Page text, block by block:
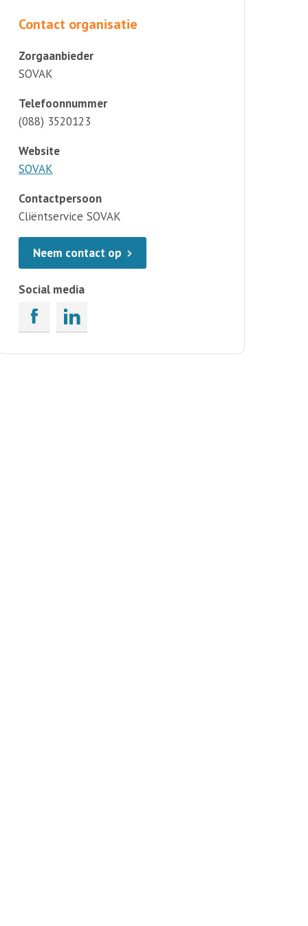
Contact organisatie
Zorgaanbieder
SOVAK
Telefoonnummer
(088) 3520123
Website
SOVAK
Contactpersoon
Cliëntservice SOVAK
Neem contact op
Social media